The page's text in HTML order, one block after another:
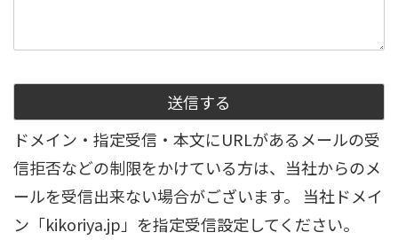
ドメイン・指定受信・本文にURLがあるメールの受
信拒否などの制限をかけている方は、当社からのメ
ールを受信出来ない場合がございます。 当社ドメイ
ン「kikoriya.jp」を指定受信設定してください。